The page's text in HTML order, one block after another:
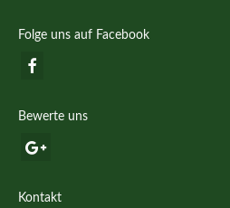
Folge uns auf Facebook
Bewerte uns
Kontakt